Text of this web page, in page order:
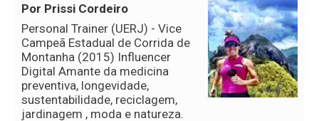
Por Prissi Cordeiro
Personal Trainer (UERJ) - Vice
Campeã Estadual de Corrida de
Montanha (2015) Influencer
Digital Amante da medicina
preventiva, longevidade,
sustentabilidade, reciclagem,
jardinagem , moda e natureza.